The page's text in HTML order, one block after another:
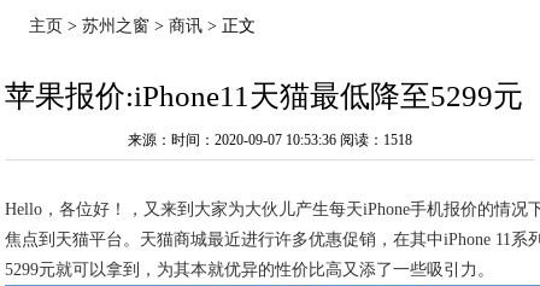
主页 >苏州之窗 >商讯 > 正文
苹果报价:iPhone11天猫最低降至5299元
来源：时间：2020-09-07 10:53:36 阅读：1518
Hello，各位好！，又来到大家为大伙儿产生每天iPhone手机报价的情况
焦点到天猫平台。天猫商城最近进行许多优惠促销，在其中iPhone 11系
5299元就可以拿到，为其本就优异的性价比高又添了一些吸引力。